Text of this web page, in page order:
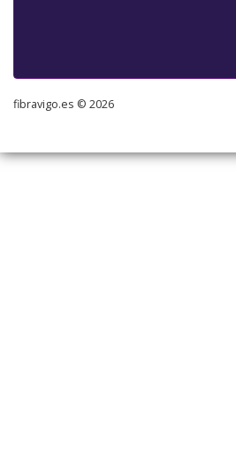
fibravigo.es © 2026